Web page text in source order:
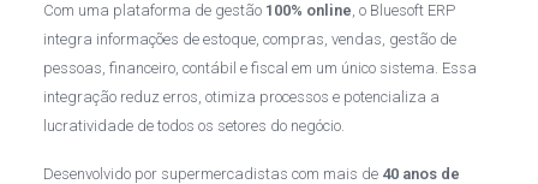
Com uma plataforma de gestão 100% online, o Bluesoft ERP
integra informações de estoque, compras, vendas, gestão de
pessoas, financeiro, contábil e fiscal em um único sistema. Essa
integração reduz erros, otimiza processos e potencializa a
lucratividade de todos os setores do negócio.
Desenvolvido por supermercadistas com mais de 40 anos de